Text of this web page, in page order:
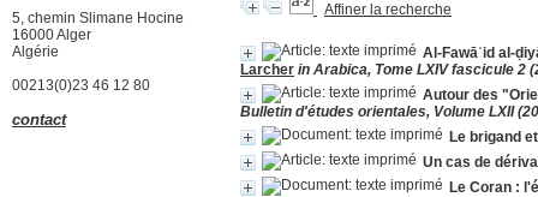
Affiner la recherche
Al-Fawāʾid al-
Larcher in Arabica, Tome LXIV fascicule 2
Autour des
Bulletin d'études orientales, Volume LXII
Le brigand
Un cas de
Le Coran :
5, chemin Slimane Hocine
16000 Alger
Algérie
00213(0)23 46 12 80
contact